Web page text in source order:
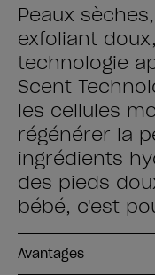
Peaux
exfoliant
technologie
Scent
les cellules
régénérer la
ingrédients
des pieds
bébé, c'est
Avantages